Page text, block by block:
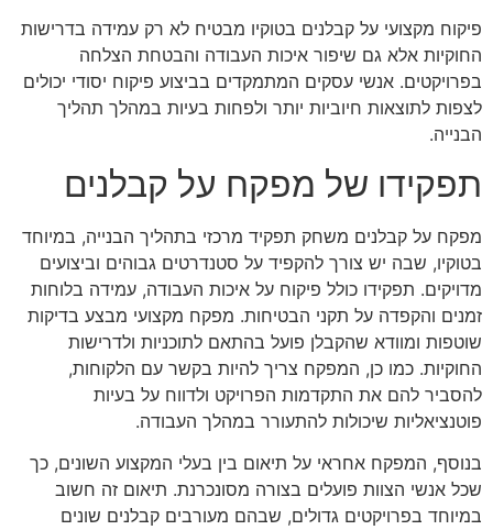
פיקוח מקצועי על קבלנים בטוקיו מבטיח לא רק עמידה בדרישות
החוקיות אלא גם שיפור איכות העבודה והבטחת הצלחה
בפרויקטים. אנשי עסקים המתמקדים בביצוע פיקוח יסודי יכולים
לצפות לתוצאות חיוביות יותר ולפחות בעיות במהלך תהליך
הבנייה.
תפקידו של מפקח על קבלנים
מפקח על קבלנים משחק תפקיד מרכזי בתהליך הבנייה, במיוחד
בטוקיו, שבה יש צורך להקפיד על סטנדרטים גבוהים וביצועים
מדויקים. תפקידו כולל פיקוח על איכות העבודה, עמידה בלוחות
זמנים והקפדה על תקני הבטיחות. מפקח מקצועי מבצע בדיקות
שוטפות ומוודא שהקבלן פועל בהתאם לתוכניות ולדרישות
החוקיות. כמו כן, המפקח צריך להיות בקשר עם הלקוחות,
להסביר להם את התקדמות הפרויקט ולדווח על בעיות
פוטנציאליות שיכולות להתעורר במהלך העבודה.
בנוסף, המפקח אחראי על תיאום בין בעלי המקצוע השונים, כך
שכל אנשי הצוות פועלים בצורה מסונכרנת. תיאום זה חשוב
במיוחד בפרויקטים גדולים, שבהם מעורבים קבלנים שונים